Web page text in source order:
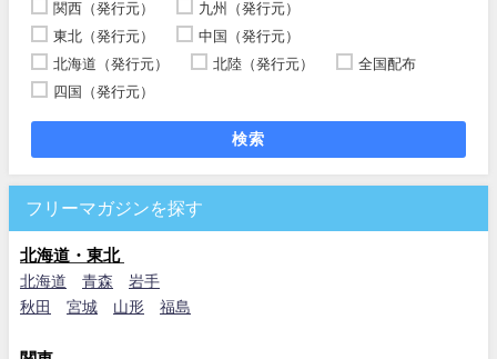
関西（発行元）
九州（発行元）
東北（発行元）
中国（発行元）
北海道（発行元）
北陸（発行元）
全国配布
四国（発行元）
検索
フリーマガジンを探す
北海道・東北
北海道 青森
岩手
秋田
宮城 山形 福島